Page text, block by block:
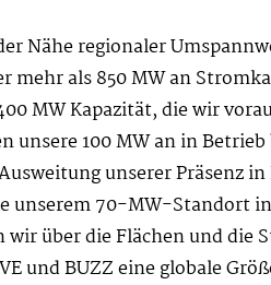
Nähe regionaler
mehr als 850 MW an
MW Kapazität, die wir
unsere 100 MW an in
unserer Präsenz
unserem 70-MW-Standort
über die Flächen und
und BUZZ eine globale